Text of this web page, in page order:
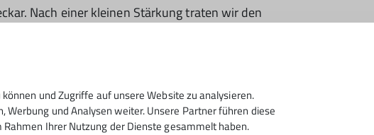
Nach einer kleinen Stärkung traten wir den
und Zugriffe auf unsere Website zu analysieren.
und Analysen weiter. Unsere Partner führen diese
Ihrer Nutzung der Dienste gesammelt haben.